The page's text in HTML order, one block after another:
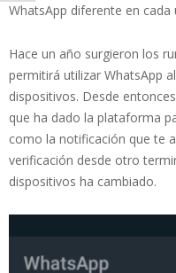
WhatsApp diferente en cada
Hace un año surgieron los
permitirá utilizar WhatsApp
dispositivos. Desde
que ha dado la plataforma
como la notificación que te
verificación desde otro
dispositivos ha cambiado.